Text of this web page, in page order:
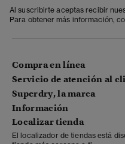
Al suscribirte aceptas recibir
Para obtener más información,
Compra en línea
Servicio de atención al
Superdry, la marca
Información
Localizar tienda
El localizador de tiendas está